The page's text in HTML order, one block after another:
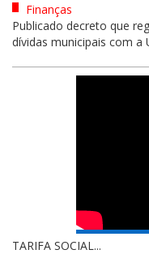
Finanças
Publicado decreto que
dívidas municipais com a
TARIFA SOCIAL...